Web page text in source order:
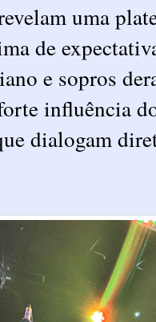
uma
de
e sopros
influência
dialogam